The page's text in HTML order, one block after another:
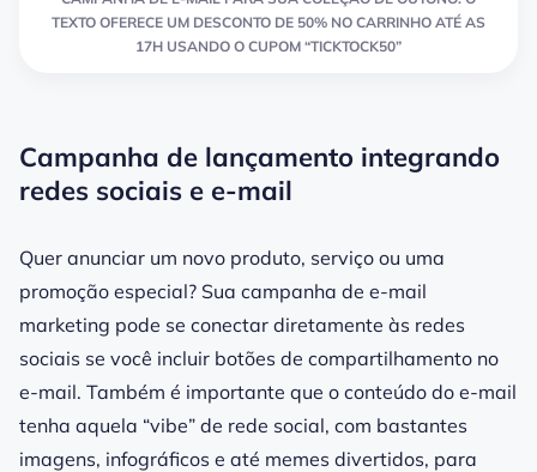
TEXTO OFERECE UM DESCONTO DE 50% NO CARRINHO ATÉ AS
17H USANDO O CUPOM “TICKTOCK50”
Campanha de lançamento integrando
redes sociais e e-mail
Quer anunciar um novo produto, serviço ou uma
promoção especial? Sua campanha de e-mail
marketing pode se conectar diretamente às redes
sociais se você incluir botões de compartilhamento no
e-mail. Também é importante que o conteúdo do e-mail
tenha aquela “vibe” de rede social, com bastantes
imagens, infográficos e até memes divertidos, para